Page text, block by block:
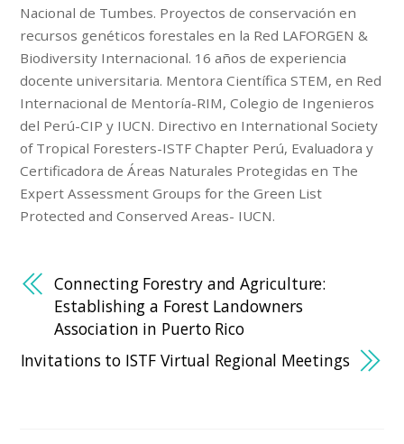
Nacional de Tumbes. Proyectos de conservación en
recursos genéticos forestales en la Red LAFORGEN &
Biodiversity Internacional. 16 años de experiencia
docente universitaria. Mentora Científica STEM, en Red
Internacional de Mentoría-RIM, Colegio de Ingenieros
del Perú-CIP y IUCN. Directivo en International Society
of Tropical Foresters-ISTF Chapter Perú, Evaluadora y
Certificadora de Áreas Naturales Protegidas en The
Expert Assessment Groups for the Green List
Protected and Conserved Areas- IUCN.
Connecting Forestry and Agriculture:
Establishing a Forest Landowners
Association in Puerto Rico
Invitations to ISTF Virtual Regional Meetings